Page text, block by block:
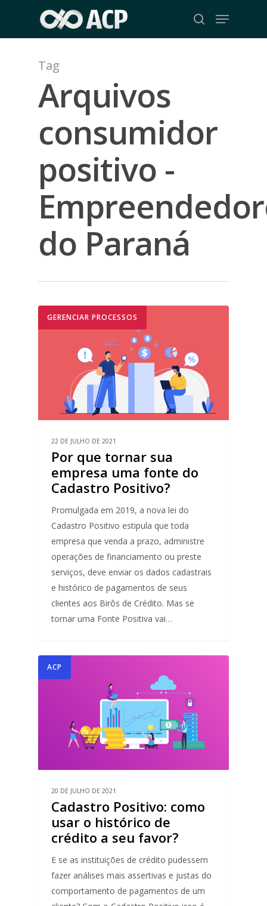
main
search
Menu
Tag
Arquivos
consumidor
positivo -
do Paraná
GERENCIAR PROCESSOS
22 DE JULHO DE 2021
Por que tornar sua
empresa uma fonte do
Cadastro Positivo?
Promulgada em 2019, a nova lei do
Cadastro Positivo estipula que toda
empresa que venda a prazo, administre
operações de financiamento ou preste
serviços, deve enviar os dados cadastrais
e histórico de pagamentos de seus
clientes aos Birôs de Crédito. Mas se
tornar uma Fonte Positiva vai…
ACP
20 DE JULHO DE 2021
Cadastro Positivo: como
usar o histórico de
crédito a seu favor?
E se as instituições de crédito pudessem
fazer análises mais assertivas e justas do
comportamento de pagamentos de um
Close